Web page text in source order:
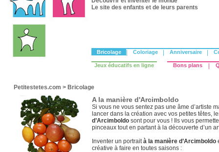
Le site des enfants et de leurs parents
Bricolage Coloriage Anniversaire
Jeux éducatifs en ligne Bons plans
Petitestetes.com > Bricolage
A la manière d'Arcimboldo
Si vous ne vous sentez pas une âme d’artiste
lancer dans la création avec vos petites têtes,
d’Arcimboldosont pour vous ! Ils vous
pinceaux tout en partant à la découverte d’un
Inventer un portraità la manière d’Arcimboldo
créative à faire en toutes saisons :